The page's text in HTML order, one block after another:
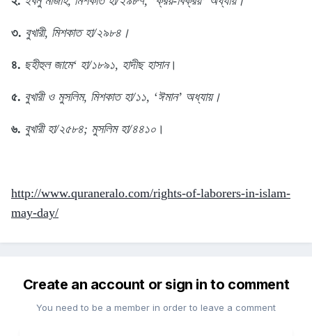
৩. বুখারী, মিশকাত হা/২৯৮৪।
৪. ছহীহুল জামে‘ হা/১৮৯১, হাদীছ হাসান।
৫. বুখারী ও মুসলিম, মিশকাত হা/১১, ‘ঈমান’ অধ্যায়।
৬. বুখারী হা/২৫৮৪; মুসলিম হা/৪৪১০ ।
http://www.quraneralo.com/rights-of-laborers-in-islam-
may-day/
Create an account or sign in to comment
You need to be a member in order to leave a comment